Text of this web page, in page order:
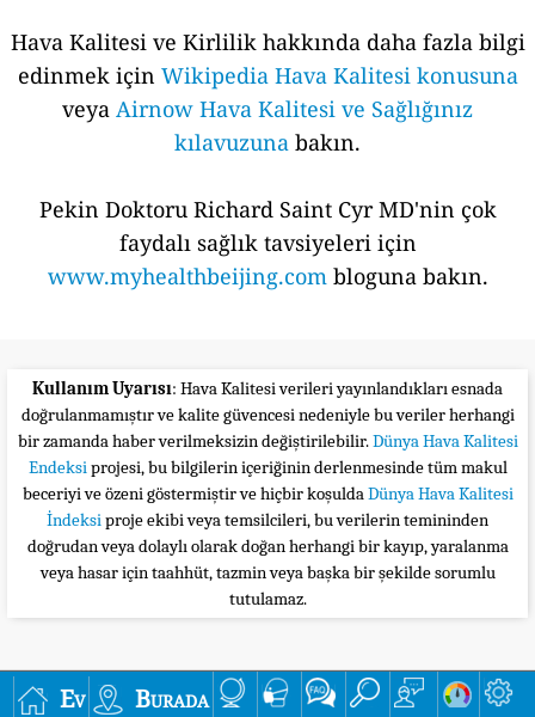
Hava Kalitesi ve Kirlilik hakkında daha fazla bilgi
edinmek için Wikipedia Hava Kalitesi konusuna
veya Airnow Hava Kalitesi ve Sağlığınız
kılavuzuna bakın.
Pekin Doktoru Richard Saint Cyr MD'nin çok
faydalı sağlık tavsiyeleri için
www.myhealthbeijing.combloguna bakın.
Kullanım Uyarısı: Hava Kalitesi verileri yayınlandıkları esnada
doğrulanmamıştır ve kalite güvencesi nedeniyle bu veriler herhangi
bir zamanda haber verilmeksizin değiştirilebilir.Dünya Hava Kalitesi
Endeksiprojesi, bu bilgilerin içeriğinin derlenmesinde tüm makul
beceriyi ve özeni göstermiştir ve hiçbir koşuldaDünya Hava Kalitesi
İndeksiproje ekibi veya temsilcileri, bu verilerin temininden
doğrudan veya dolaylı olarak doğan herhangi bir kayıp, yaralanma
veya hasar için taahhüt, tazmin veya başka bir şekilde sorumlu
tutulamaz.
Ev Burada